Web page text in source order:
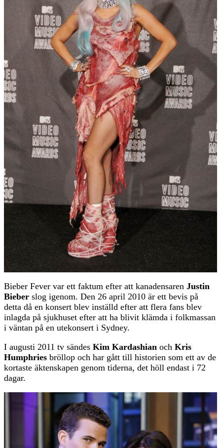
Bieber Fever var ett faktum efter att kanadensaren Justin
Bieber slog igenom. Den 26 april 2010 är ett bevis på
detta då en konsert blev inställd efter att flera fans blev
inlagda på sjukhuset efter att ha blivit klämda i folkmassan
i väntan på en utekonsert i Sydney.
I augusti 2011 tv sändes Kim Kardashian och Kris
Humphries bröllop och har gått till historien som ett av de
kortaste äktenskapen genom tiderna, det höll endast i 72
dagar.